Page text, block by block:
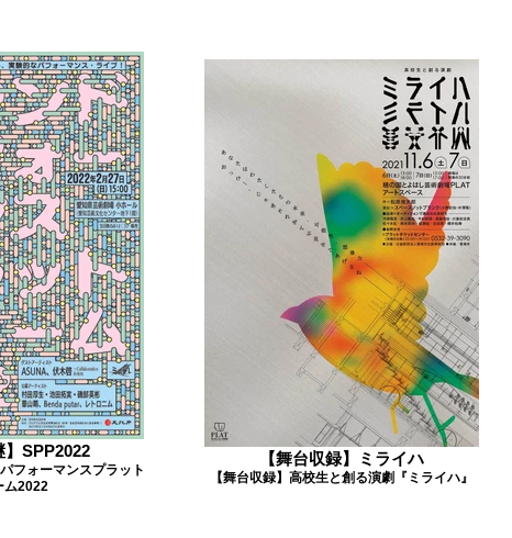
】SPP2022
フォーマンスプラット
ム2022
【舞台収録】ミライハ
【舞台収録】高校生と創る演劇『ミライハ』